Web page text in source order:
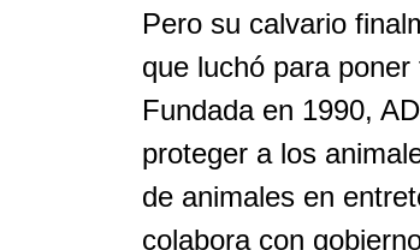
Pero su calvario
que luchó para
Fundada en 1990,
proteger a los
de animales en
colabora con